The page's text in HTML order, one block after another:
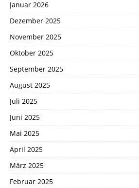
Januar 2026
Dezember 2025
November 2025
Oktober 2025
September 2025
August 2025
Juli 2025
Juni 2025
Mai 2025
April 2025
März 2025
Februar 2025